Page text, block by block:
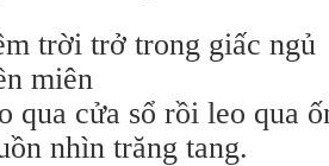
trời trở trong giấc ngủ
miên
qua cửa sổ rồi leo qua
nhìn trăng tang.